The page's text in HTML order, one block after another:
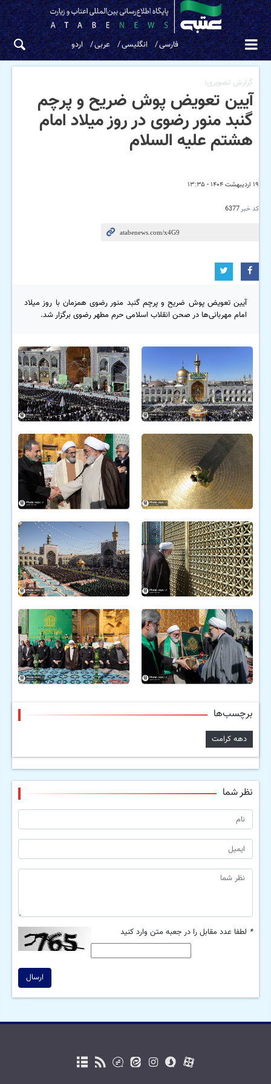
فارسی انگلیسی عربی اردو
۱۹ اردیبهشت ۱۴۰۴ - ۱۳:۳۵
کد خبر6377
گزارش تصویری؛
آیین تعویض پوش ضریح و پرچم
گنبد منور رضوی در روز میلاد امام
هشتم علیه السلام
آیین تعویض پوش ضریح و پرچم گنبد منور رضوی همزمان با روز میلاد
امام مهربانی‌ها در صحن انقلاب اسلامی حرم مطهر رضوی برگزار شد.
برچسب‌ها
دهه کرامت
نظر شما
* لطفا عدد مقابل را در جعبه متن وارد کنید
ارسال